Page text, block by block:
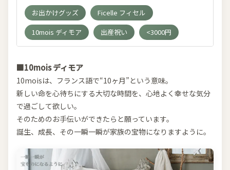
お出かけグッズ
Ficelle フィセル
10mois ディモア
出産祝い <3000円
■10mois ディモア
10moisは、フランス語で“10ヶ月”という意味。
新しい命を心待ちにする大切な時間を、心地よく幸せな気分
で過ごして欲しい。
そのためのお手伝いができたらと願っています。
誕生、成長、その一瞬一瞬が家族の宝物になりますように。